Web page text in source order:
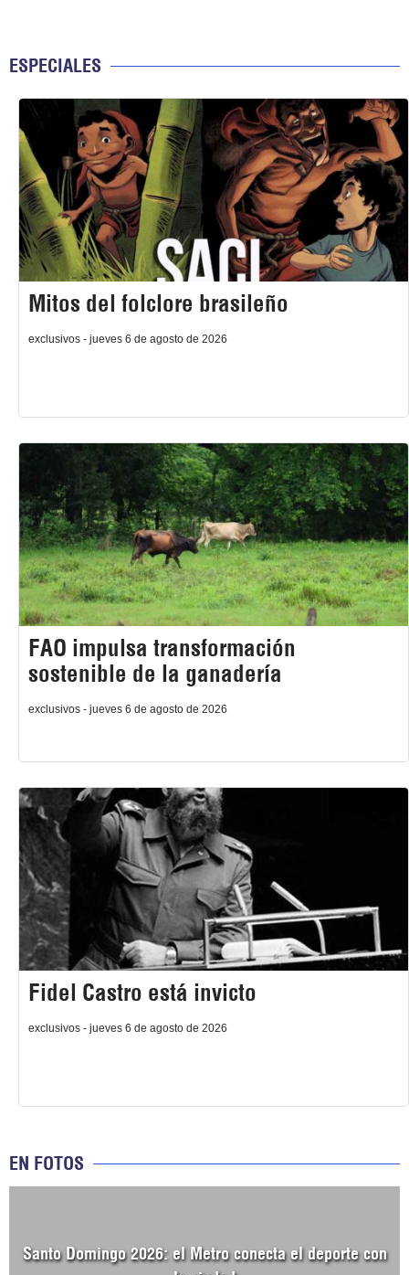
ESPECIALES
Mitos del folclore brasileño
exclusivos - jueves 6 de agosto de 2026
FAO impulsa transformación
sostenible de la ganadería
exclusivos - jueves 6 de agosto de 2026
Fidel Castro está invicto
exclusivos - jueves 6 de agosto de 2026
EN FOTOS
Santo Domingo 2026: el Metro conecta el deporte con